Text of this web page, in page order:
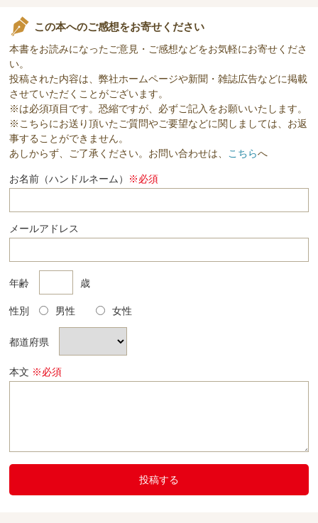
この本へのご感想をお寄せください
本書をお読みになったご意見・ご感想などをお気軽にお寄せくださ
い。
投稿された内容は、弊社ホームページや新聞・雑誌広告などに掲載
させていただくことがございます。
※は必須項目です。恐縮ですが、必ずご記入をお願いいたします。
※こちらにお送り頂いたご質問やご要望などに関しましては、お返
事することができません。
あしからず、ご了承ください。お問い合わせは、 こちらへ
お名前（ハンドルネーム） ※必須
メールアドレス
年齢 歳
性別 男性 女性
都道府県
本文 ※必須
投稿する